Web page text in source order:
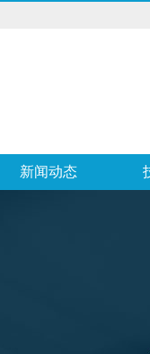
新闻动态